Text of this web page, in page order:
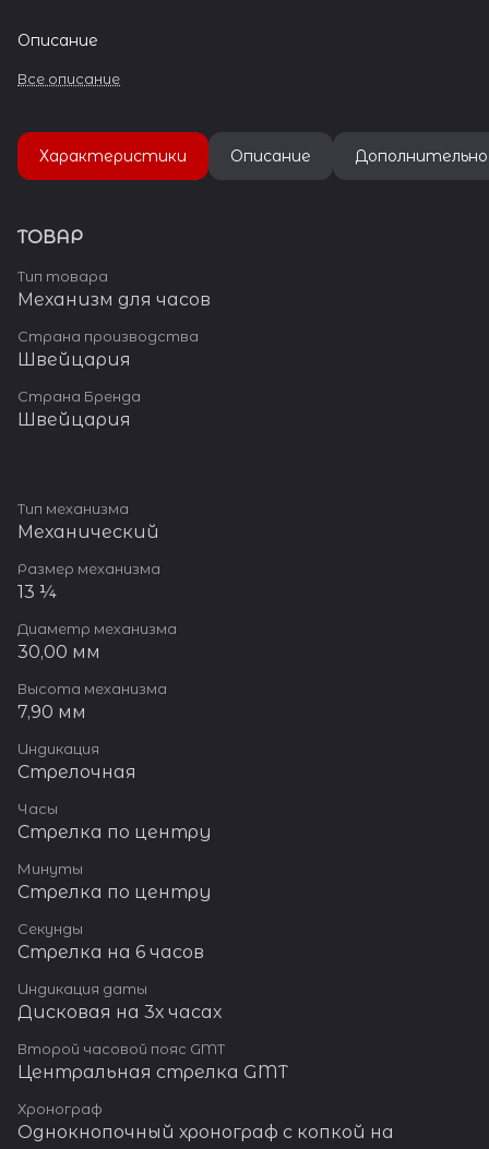
Описание
Все описание
Характеристики Описание Дополнительно
ТОВАР
Тип товара
Механизм для часов
Страна производства
Швейцария
Страна Бренда
Швейцария
Тип механизма
Механический
Размер механизма
13 ¼
Диаметр механизма
30,00 мм
Высота механизма
7,90 мм
Индикация
Стрелочная
Часы
Стрелка по центру
Минуты
Стрелка по центру
Секунды
Стрелка на 6 часов
Индикация даты
Дисковая на 3х часах
Второй часовой пояс GMT
Центральная стрелка GMT
Хронограф
Однокнопочный хронограф с копкой на